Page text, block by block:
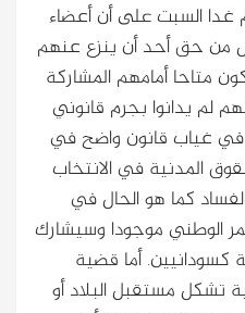
غدا السبت على أن أعضاء
من حق أحد أن ينزع عنهم
متاحا أمامهم المشاركة
لم يدانوا بجرم قانوني
في غياب قانون واضح في
المدنية في الانتخاب
كما هو الحال في
الوطني موجودا وسيشارك
كسودانيين. أما قضية
مستقبل البلاد أو